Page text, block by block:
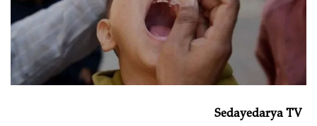
Sedayedarya TV